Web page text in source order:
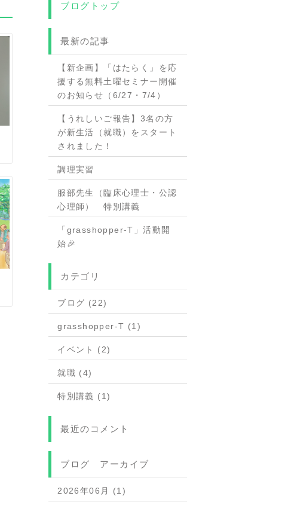
ブログトップ
最新の記事
【新企画】「はたらく」を応
援する無料土曜セミナー開催
のお知らせ（6/27・7/4）
【うれしいご報告】3名の方
が新生活（就職）をスタート
されました！
調理実習
服部先生（臨床心理士・公認
心理師） 特別講義
「grasshopper-T」活動開
始🎉
カテゴリ
ブログ (22)
grasshopper-T (1)
イベント (2)
就職 (4)
特別講義 (1)
最近のコメント
ブログ アーカイブ
2026年06月 (1)